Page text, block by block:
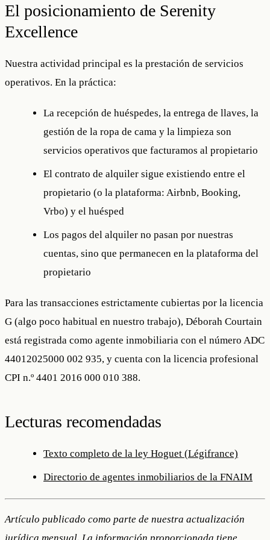
El posicionamiento de Serenity
Excellence
Nuestra actividad principal es la prestación de servicios
operativos. En la práctica:
La recepción de huéspedes, la entrega de llaves, la
gestión de la ropa de cama y la limpieza son
servicios operativos que facturamos al propietario
El contrato de alquiler sigue existiendo entre el
propietario (o la plataforma: Airbnb, Booking,
Vrbo) y el huésped
Los pagos del alquiler no pasan por nuestras
cuentas, sino que permanecen en la plataforma del
propietario
Para las transacciones estrictamente cubiertas por la licencia
G (algo poco habitual en nuestro trabajo), Déborah Courtain
está registrada como agente inmobiliaria con el número ADC
44012025000 002 935, y cuenta con la licencia profesional
CPI n.º 4401 2016 000 010 388.
Lecturas recomendadas
Texto completo de la ley Hoguet (Légifrance)
Directorio de agentes inmobiliarios de la FNAIM
Artículo publicado como parte de nuestra actualización